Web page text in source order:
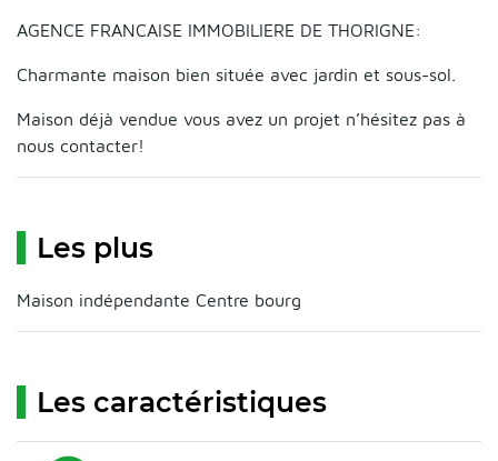
AGENCE FRANCAISE IMMOBILIERE DE THORIGNE:
Charmante maison bien située avec jardin et sous-sol.
Maison déjà vendue vous avez un projet n’hésitez pas à
nous contacter!
Les plus
Maison indépendante Centre bourg
Les caractéristiques